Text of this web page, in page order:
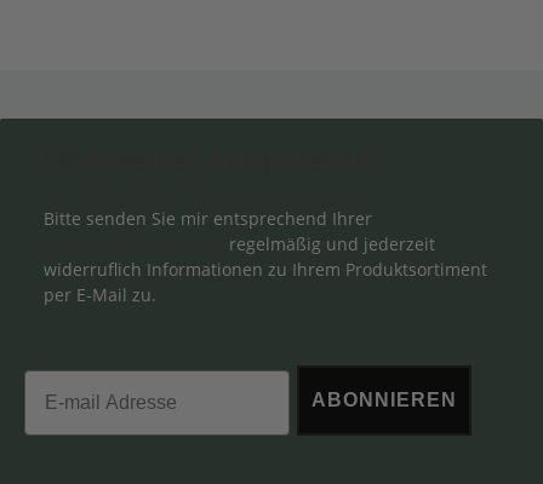
Bitte senden Sie mir entsprechend Ihrer
regelmäßig und jederzeit
widerruflich Informationen zu Ihrem Produktsortiment
per E-Mail zu.
Email
ABONNIEREN